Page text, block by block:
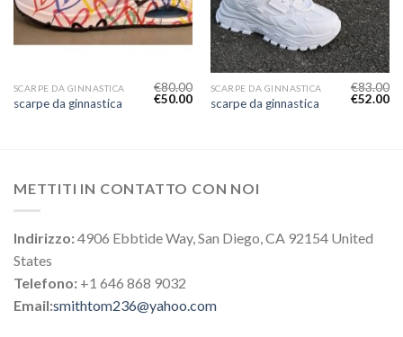
SCARPE DA GINNASTICA
scarpe da ginnastica
€80.00
€50.00
SCARPE DA GINNASTICA
scarpe da ginnastica
€83.00
€52.00
METTITI IN CONTATTO CON NOI
Indirizzo:4906 Ebbtide Way, San Diego, CA 92154 United
States
Telefono: +1 646 868 9032
Email:smithtom236@yahoo.com